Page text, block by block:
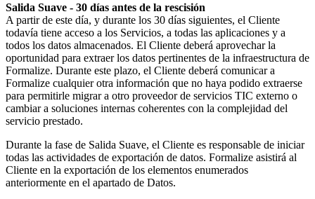
Salida Suave - 30 días antes de la rescisión
A partir de este día, y durante los 30 días siguientes, el Cliente
todavía tiene acceso a los Servicios, a todas las aplicaciones y a
todos los datos almacenados. El Cliente deberá aprovechar la
oportunidad para extraer los datos pertinentes de la infraestructura de
Formalize. Durante este plazo, el Cliente deberá comunicar a
Formalize cualquier otra información que no haya podido extraerse
para permitirle migrar a otro proveedor de servicios TIC externo o
cambiar a soluciones internas coherentes con la complejidad del
servicio prestado.
Durante la fase de Salida Suave, el Cliente es responsable de iniciar
todas las actividades de exportación de datos. Formalize asistirá al
Cliente en la exportación de los elementos enumerados
anteriormente en el apartado de Datos.